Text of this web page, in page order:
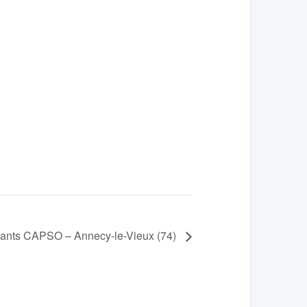
CAPSO – Annecy-le-Vieux (74)